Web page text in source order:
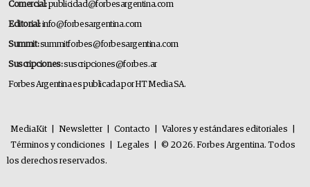
Comercial:publicidad@forbesargentina.com
Editorial:info@forbesargentina.com
Summit:summitforbes@forbesargentina.com
Suscripciones:suscripciones@forbes.ar
Forbes Argentina es publicada por HT Media SA.
MediaKit Newsletter Contacto Valores y estándares editoriales
Términos y condiciones
Legales
© 2026. Forbes Argentina. Todos
los derechos reservados.